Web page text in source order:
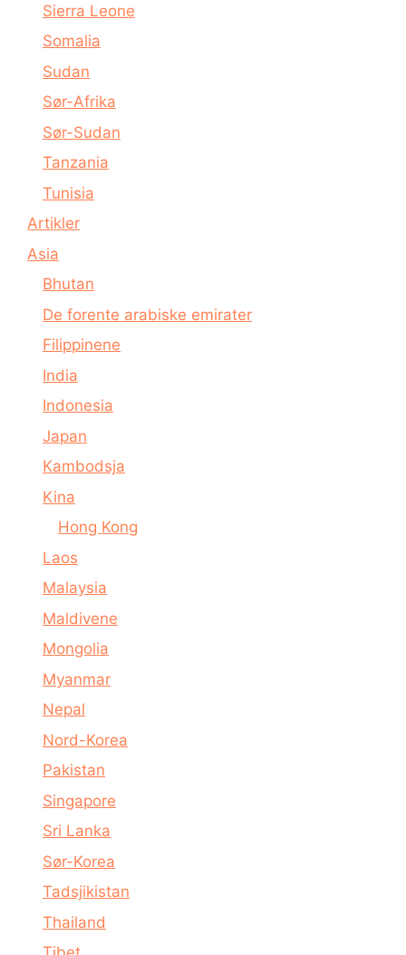
Sierra Leone
Somalia
Sudan
Sør-Afrika
Sør-Sudan
Tanzania
Tunisia
Artikler
Asia
Bhutan
De forente arabiske emirater
Filippinene
India
Indonesia
Japan
Kambodsja
Kina
Hong Kong
Laos
Malaysia
Maldivene
Mongolia
Myanmar
Nepal
Nord-Korea
Pakistan
Singapore
Sri Lanka
Sør-Korea
Tadsjikistan
Thailand